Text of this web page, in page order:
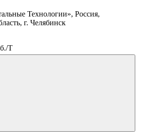
Технологии», Россия,
г. Челябинск
Т